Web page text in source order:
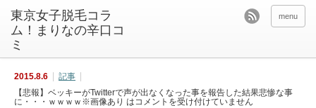
東京女子脱毛コラ
ム！まりなの辛口コ
ミ
menu
2015.8.6
記事
【悲報】ベッキーがTwitterで声が出なくなった事を報告した結果悲惨な事
に・・・ｗｗｗｗ※画像あり はコメントを受け付けていません